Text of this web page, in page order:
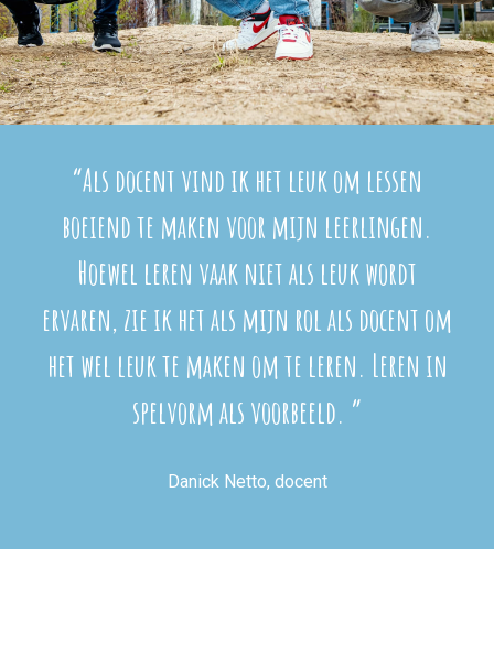
“Als docent vind ik het leuk om lessen
boeiend te maken voor mijn leerlingen.
Hoewel leren vaak niet als leuk wordt
ervaren, zie ik het als mijn rol als docent om
het wel leuk te maken om te leren. Leren in
spelvorm als voorbeeld. ”
Danick Netto, docent